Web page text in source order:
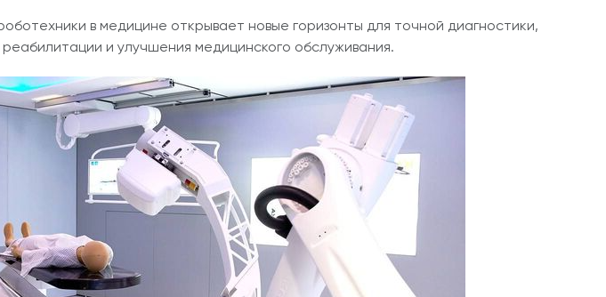
в медицине открывает новые горизонты для точной диагностики,
и улучшения медицинского обслуживания.